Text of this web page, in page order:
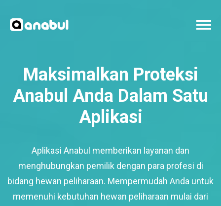
Maksimalkan Proteksi
Anabul Anda Dalam Satu
Aplikasi
Aplikasi Anabul memberikan layanan dan
menghubungkan pemilik dengan para profesi di
bidang hewan peliharaan. Mempermudah Anda untuk
memenuhi kebutuhan hewan peliharaan mulai dari